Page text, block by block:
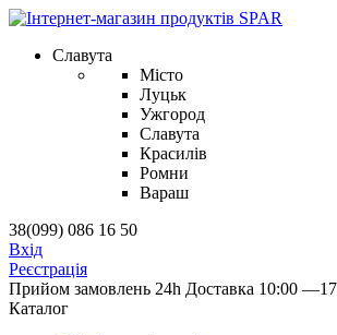
Славута
Місто
Луцьк
Ужгород
Славута
Красилів
Ромни
Вараш
38(099) 086 16 50
Вхід
Реєстрація
Прийом замовлень 24h Доставка 10:00
Каталог